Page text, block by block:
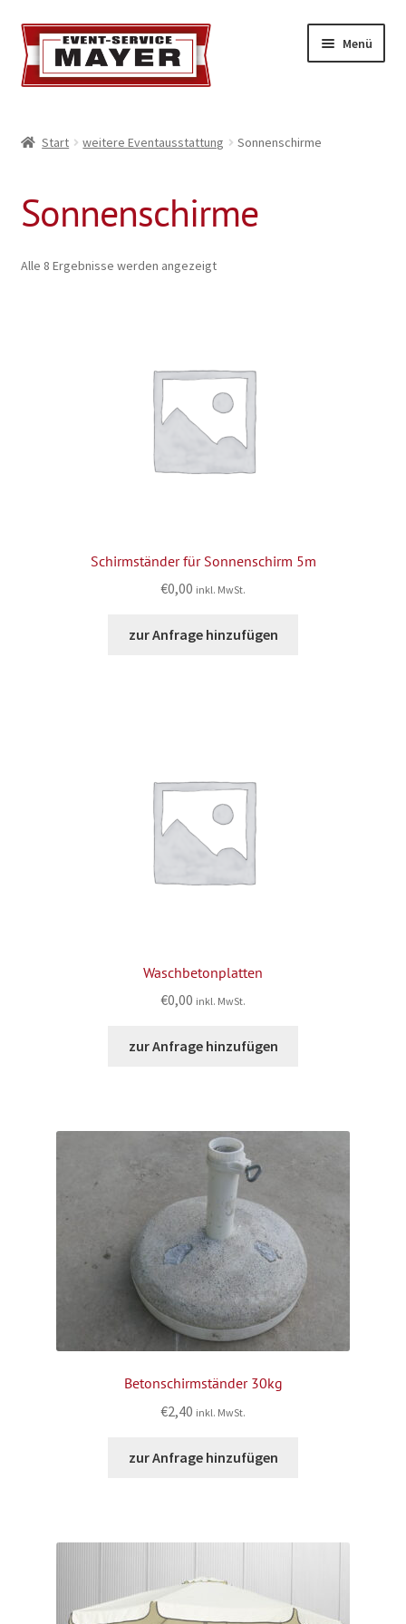
Menü
Standort & Öffnungszeiten
Impressionen
Geschäftsbedingungen
Start weitere Eventausstattung Sonnenschirme
Sonnenschirme
Alle 8 Ergebnisse werden angezeigt
Schirmständer für Sonnenschirm 5m
€0,00 inkl. MwSt.
zur Anfrage hinzufügen
Waschbetonplatten
€0,00 inkl. MwSt.
zur Anfrage hinzufügen
Betonschirmständer 30kg
€2,40 inkl. MwSt.
zur Anfrage hinzufügen